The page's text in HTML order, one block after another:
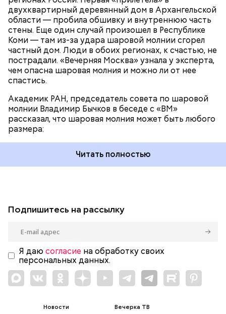
двухквартирный деревянный дом в Архангельской
области — пробила обшивку и внутреннюю часть
стены. Еще один случай произошел в Республике
Коми — там из-за удара шаровой молнии сгорел
частный дом. Люди в обоих регионах, к счастью, не
пострадали. «Вечерняя Москва» узнала у эксперта,
чем опасна шаровая молния и можно ли от нее
спастись.
Академик РАН, председатель совета по шаровой
молнии Владимир Бычков в беседе с «ВМ»
рассказал, что шаровая молния может быть любого
размера:
Читать полностью
Подпишитесь на рассылку
Я даю согласие на обработку своих
персональных данных.
Новости
Вечерка ТВ